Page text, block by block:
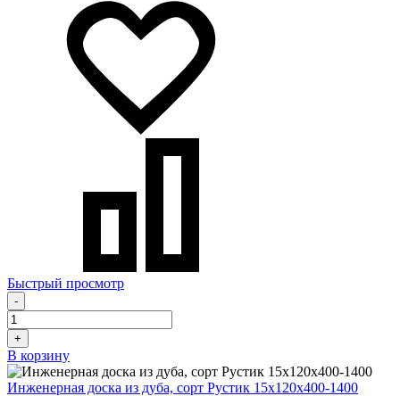
Быстрый просмотр
-
+
В корзину
Инженерная доска из дуба, сорт Рустик 15х120х400-1400